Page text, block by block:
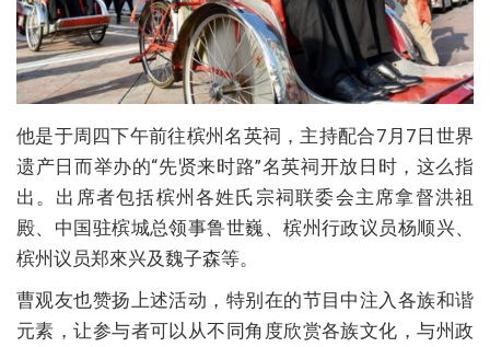
他是于周四下午前往槟州名英祠，主持配合7月7日世界
遗产日而举办的“先贤来时路”名英祠开放日时，这么指
出。出席者包括槟州各姓氏宗祠联委会主席拿督洪祖
殿、中国驻槟城总领事鲁世巍、槟州行政议员杨顺兴、
槟州议员郑來兴及魏子森等。
曹观友也赞扬上述活动，特别在的节目中注入各族和谐
元素，让参与者可以从不同角度欣赏各族文化，与州政